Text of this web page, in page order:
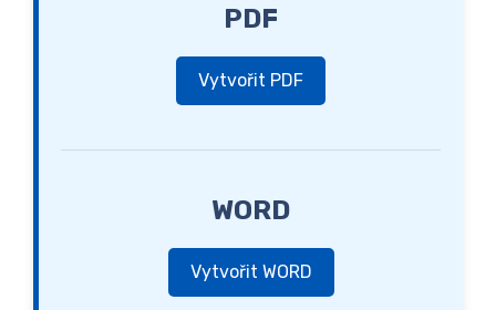
PDF
Vytvořit PDF
WORD
Vytvořit WORD